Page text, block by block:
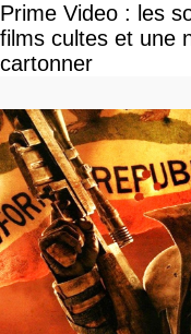
Prime Video : les
films cultes et une
cartonner